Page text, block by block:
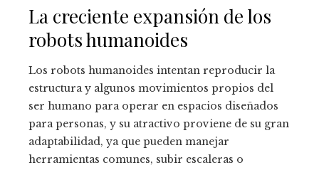
La creciente expansión de los
robots humanoides
Los robots humanoides intentan reproducir la
estructura y algunos movimientos propios del
ser humano para operar en espacios diseñados
para personas, y su atractivo proviene de su gran
adaptabilidad, ya que pueden manejar
herramientas comunes, subir escaleras o